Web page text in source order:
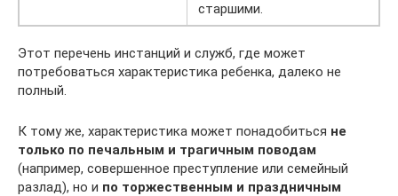
старшими.
Этот перечень инстанций и служб, где может
потребоваться характеристика ребенка, далеко не
полный.
К тому же, характеристика может понадобиться не
только по печальным и трагичным поводам
(например, совершенное преступление или семейный
разлад), но и по торжественным и праздничным